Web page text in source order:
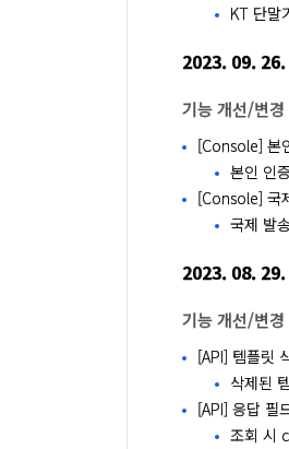
KT 단말
2023. 09. 26.
기능 개선/변경
[Console] 본
본인 인
[Console] 국
국제 발
2023. 08. 29.
기능 개선/변경
[API] 템플릿
삭제된
[API] 응답 필
조회 시